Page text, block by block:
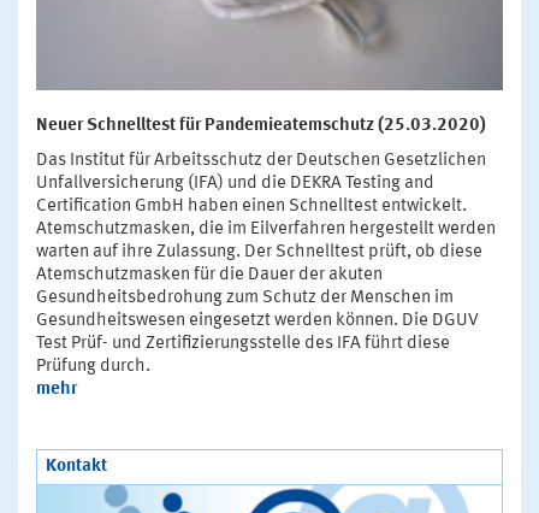
Neuer Schnelltest für Pandemieatemschutz (25.03.2020)
Das Institut für Arbeitsschutz der Deutschen Gesetzlichen
Unfallversicherung (IFA) und die DEKRA Testing and
Certification GmbH haben einen Schnelltest entwickelt.
Atemschutzmasken, die im Eilverfahren hergestellt werden
warten auf ihre Zulassung. Der Schnelltest prüft, ob diese
Atemschutzmasken für die Dauer der akuten
Gesundheitsbedrohung zum Schutz der Menschen im
Gesundheitswesen eingesetzt werden können. Die DGUV
Test Prüf- und Zertifizierungsstelle des IFA führt diese
Prüfung durch.
mehr
Kontakt